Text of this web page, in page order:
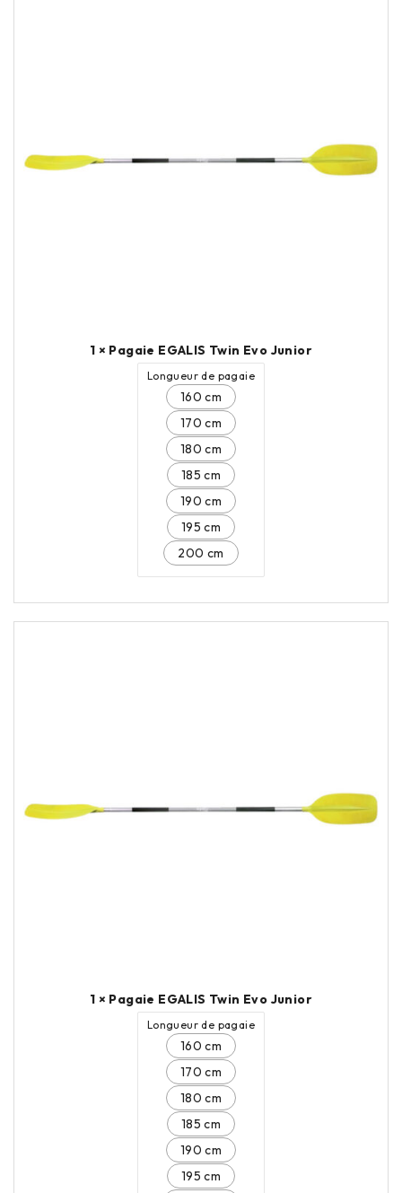
1 × Pagaie EGALIS Twin Evo Junior
Longueur de pagaie
160 cm
170 cm
180 cm
185 cm
190 cm
195 cm
200 cm
1 × Pagaie EGALIS Twin Evo Junior
Longueur de pagaie
160 cm
170 cm
180 cm
185 cm
190 cm
195 cm